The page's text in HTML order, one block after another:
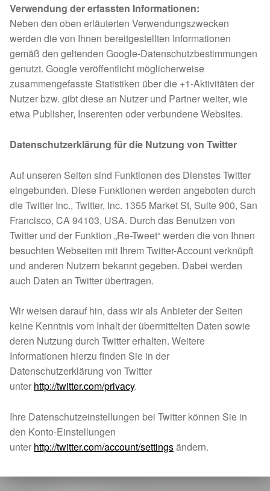
Verwendung der erfassten Informationen:
Neben den oben erläuterten Verwendungszwecken
werden die von Ihnen bereitgestellten Informationen
gemäß den geltenden Google-Datenschutzbestimmungen
genutzt. Google veröffentlicht möglicherweise
zusammengefasste Statistiken über die +1-Aktivitäten der
Nutzer bzw. gibt diese an Nutzer und Partner weiter, wie
etwa Publisher, Inserenten oder verbundene Websites.
Datenschutzerklärung für die Nutzung von Twitter
Auf unseren Seiten sind Funktionen des Dienstes Twitter
eingebunden. Diese Funktionen werden angeboten durch
die Twitter Inc., Twitter, Inc. 1355 Market St, Suite 900, San
Francisco, CA 94103, USA. Durch das Benutzen von
Twitter und der Funktion „Re-Tweet“ werden die von Ihnen
besuchten Webseiten mit Ihrem Twitter-Account verknüpft
und anderen Nutzern bekannt gegeben. Dabei werden
auch Daten an Twitter übertragen.
Wir weisen darauf hin, dass wir als Anbieter der Seiten
keine Kenntnis vom Inhalt der übermittelten Daten sowie
deren Nutzung durch Twitter erhalten. Weitere
Informationen hierzu finden Sie in der
Datenschutzerklärung von Twitter
unter http://twitter.com/privacy.
Ihre Datenschutzeinstellungen bei Twitter können Sie in
den Konto-Einstellungen
unter http://twitter.com/account/settingsändern.
Skip back to main navigation